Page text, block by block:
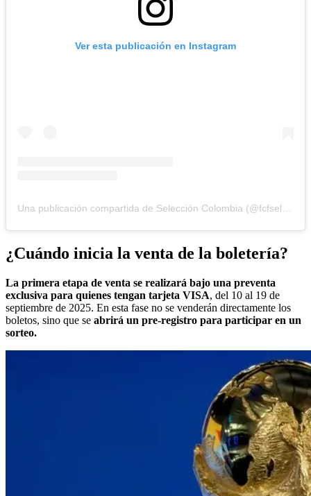
Ver esta publicación en Instagram
¿Cuándo inicia la venta de la boletería?
La primera etapa de venta se realizará bajo una preventa
exclusiva para quienes tengan tarjeta VISA, del 10 al 19 de
septiembre de 2025. En esta fase no se venderán directamente los
boletos, sino que se abrirá un pre-registro para participar en un
sorteo.